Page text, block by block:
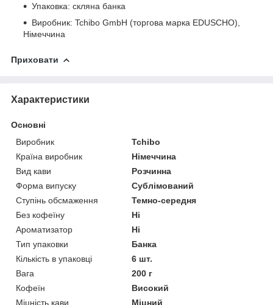
Упаковка: скляна банка
Виробник: Tchibo GmbH (торгова марка EDUSCHO),
Німеччина
Приховати
Характеристики
Основні
Виробник
Tchibo
Країна виробник
Німеччина
Вид кави
Розчинна
Форма випуску
Сублімований
Ступінь обсмаження
Темно-середня
Без кофеїну
Ні
Ароматизатор
Ні
Тип упаковки
Банка
Кількість в упаковці
6 шт.
Вага
200 г
Кофеїн
Високий
Міцність кави
Міцний